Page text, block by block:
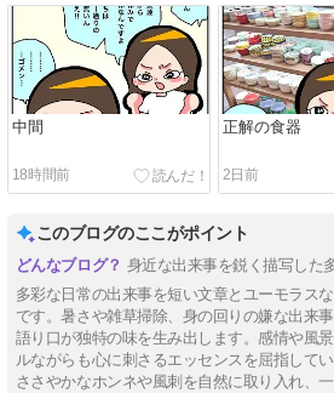
中間
18時間前
正解の食器
2日前
このブログのここがポイント
身近な出来事を鋭く描写した
多彩な日常の出来事を短い文章とユーモラス
です。暑さや雑草掃除、身の回りの嫌な出来
語り口が独特の味を生み出します。感情や風
ルながらも心に刺さるエッセンスを屈指して
ささやかなホンネや風刺を自然に取り入れ、